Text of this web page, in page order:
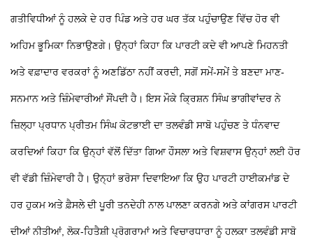
ਗਤੀਵਿਧੀਆਂ ਨੂੰ ਹਲਕੇ ਦੇ ਹਰ ਪਿੰਡ ਅਤੇ ਹਰ ਘਰ ਤੱਕ ਪਹੁੰਚਾਉਣ ਵਿੱਚ ਹੋਰ ਵੀ
ਅਹਿਮ ਭੂਮਿਕਾ ਨਿਭਾਉਣਗੇ। ਉਨ੍ਹਾਂ ਕਿਹਾ ਕਿ ਪਾਰਟੀ ਕਦੇ ਵੀ ਆਪਣੇ ਮਿਹਨਤੀ
ਅਤੇ ਵਫ਼ਾਦਾਰ ਵਰਕਰਾਂ ਨੂੰ ਅਣਡਿੱਠਾ ਨਹੀਂ ਕਰਦੀ, ਸਗੋਂ ਸਮੇਂ-ਸਮੇਂਤੇ ਬਣਦਾ ਮਾਣ-
ਸਨਮਾਨ ਅਤੇ ਜ਼ਿੰਮੇਵਾਰੀਆਂ ਸੌਂਪਦੀ ਹੈ।ਇਸ ਮੌਕੇ ਕ੍ਰਿਸ਼ਨ ਸਿੰਘ ਭਾਗੀਵਾਂਦਰ ਨੇ
ਜ਼ਿਲ੍ਹਾ ਪ੍ਰਧਾਨ ਪ੍ਰੀਤਮ ਸਿੰਘ ਕੋਟਭਾਈ ਦਾ ਤਲਵੰਡੀ ਸਾਬੋ ਪਹੁੰਚਣਤੇ ਧੰਨਵਾਦ
ਕਰਦਿਆਂ ਕਿਹਾ ਕਿ ਉਨ੍ਹਾਂ ਵੱਲੋਂ ਦਿੱਤਾ ਗਿਆ ਹੌਸਲਾ ਅਤੇ ਵਿਸ਼ਵਾਸ ਉਨ੍ਹਾਂ ਲਈ ਹੋਰ
ਵੀ ਵੱਡੀ ਜ਼ਿੰਮੇਵਾਰੀ ਹੈ। ਉਨ੍ਹਾਂ ਭਰੋਸਾ ਦਿਵਾਇਆ ਕਿ ਉਹ ਪਾਰਟੀ ਹਾਈਕਮਾਂਡ ਦੇ
ਹਰ ਹੁਕਮ ਅਤੇ ਫ਼ੈਸਲੇ ਦੀ ਪੂਰੀ ਤਨਦੇਹੀ ਨਾਲ ਪਾਲਣਾ ਕਰਨਗੇ ਅਤੇ ਕਾਂਗਰਸ ਪਾਰਟੀ
ਦੀਆਂ ਨੀਤੀਆਂ, ਲੋਕ-ਹਿਤੈਸ਼ੀ ਪ੍ਰੋਗਰਾਮਾਂ ਅਤੇ ਵਿਚਾਰਧਾਰਾ ਨੂੰ ਹਲਕਾ ਤਲਵੰਡੀ ਸਾਬੋ